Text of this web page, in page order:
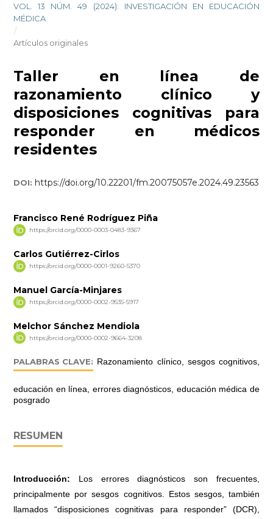
VOL. 13 NÚM. 49 (2024): INVESTIGACIÓN EN EDUCACIÓN
MÉDICA
/
Artículos originales
Taller en línea de
razonamiento clínico y
disposiciones cognitivas para
responder en médicos
residentes
DOI: https://doi.org/10.22201/fm.20075057e.2024.49.23563
Francisco René Rodríguez Piña
https://orcid.org/0000-0003-0483-9367
Carlos Gutiérrez-Cirlos
https://orcid.org/0000-0001-9260-5370
Manuel García-Minjares
https://orcid.org/0000-0002-9535-5917
Melchor Sánchez Mendiola
https://orcid.org/0000-0002-9664-3208
PALABRAS CLAVE: Razonamiento clínico, sesgos cognitivos,
educación en línea, errores diagnósticos, educación médica de
posgrado
RESUMEN
Introducción: Los errores diagnósticos son frecuentes,
principalmente por sesgos cognitivos. Estos sesgos, también
llamados “disposiciones cognitivas para responder” (DCR),